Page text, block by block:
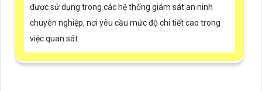
được sử dụng trong các hệ thống giám sát an ninh
chuyên nghiệp, nơi yêu cầu mức độ chi tiết cao trong
việc quan sát.